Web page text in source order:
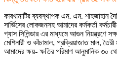
কারখানা‌টির ব্যবস্থাপক এম. এম. শাহজাহান
সার্ভিসের লোকজনসহ আমাদের কর্মকর্তা
গ্যাস সিলিন্ডার এর মাধ্যমে আগুন নিয়ন্ত্রণে
মেশিনারী ও কাঁচামাল, প্রক্রিয়াজাত মাল,
আমাদের ক্ষয়- ক্ষতির পরিমাণ আনুমানিক ৩০